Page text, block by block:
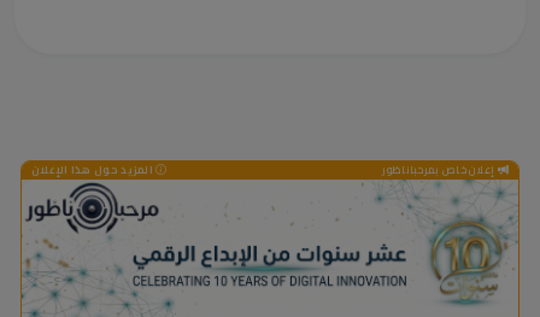
إعلان خاص بمرحباناظور المزيد حول هذا الإعلان